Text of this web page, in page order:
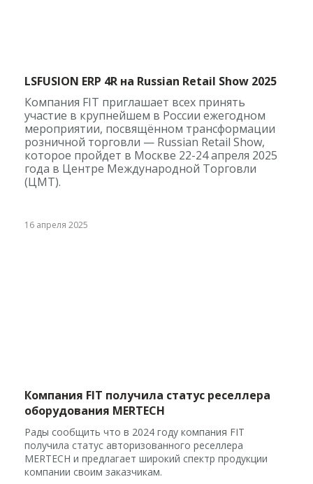
LSFUSION ERP 4R на Russian Retail Show 2025
Компания FIT приглашает всех принять
участие в крупнейшем в России ежегодном
мероприятии, посвящённом трансформации
розничной торговли — Russian Retail Show,
которое пройдет в Москве 22-24 апреля 2025
года в Центре Международной Торговли
(ЦМТ).
16 апреля 2025
Компания FIT получила статус реселлера
оборудования MERTECH
Рады сообщить что в 2024 году компания FIT
получила статус авторизованного реселлера
MERTECH и предлагает широкий спектр продукции
компании своим заказчикам.